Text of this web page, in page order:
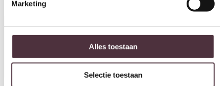
Alles toestaan
Selectie toestaan